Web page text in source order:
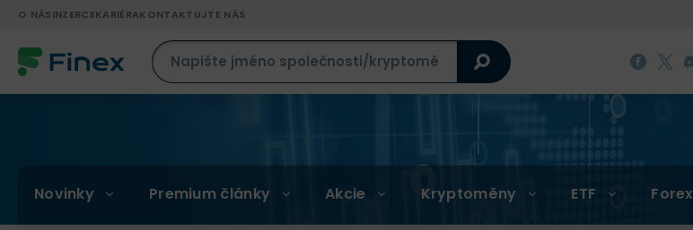
O NÁSINZERCEKARIÉRAKONTAKTUJTE NÁS
Novinky Premium články Akcie Kryptoměny ETF Forex